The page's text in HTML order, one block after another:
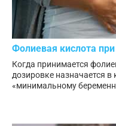
Фолиевая кислота
Когда принимается
дозировке назначается
«минимальному